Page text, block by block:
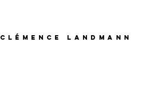
CLÉMENCE LANDMANN